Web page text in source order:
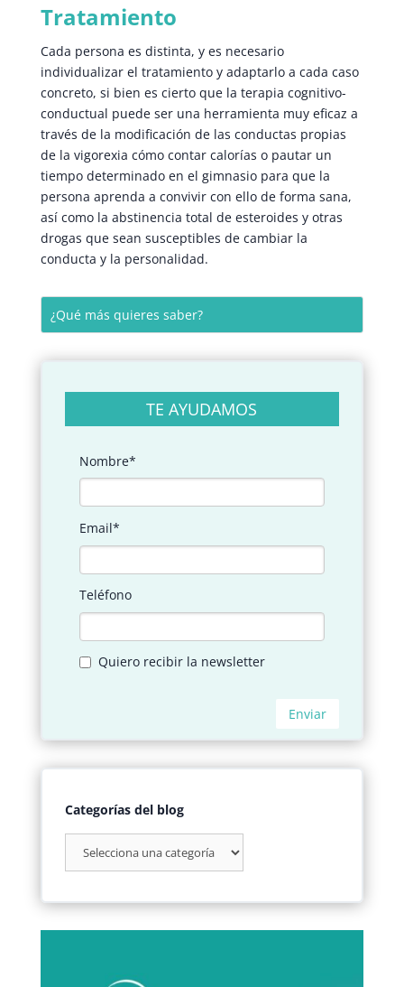
Tratamiento
Cada persona es distinta, y es necesario
individualizar el tratamiento y adaptarlo a cada caso
concreto, si bien es cierto que la terapia cognitivo-
conductual puede ser una herramienta muy eficaz a
través de la modificación de las conductas propias
de la vigorexia cómo contar calorías o pautar un
tiempo determinado en el gimnasio para que la
persona aprenda a convivir con ello de forma sana,
así como la abstinencia total de esteroides y otras
drogas que sean susceptibles de cambiar la
conducta y la personalidad.
TE AYUDAMOS
Categorías del blog